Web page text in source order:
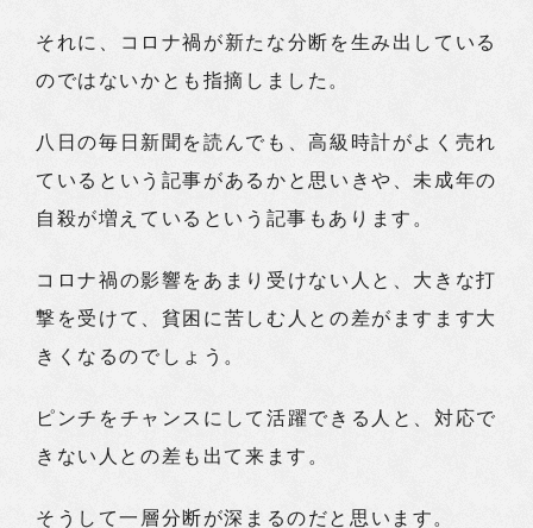
それに、コロナ禍が新たな分断を生み出している
のではないかとも指摘しました。
八日の毎日新聞を読んでも、高級時計がよく売れ
ているという記事があるかと思いきや、未成年の
自殺が増えているという記事もあります。
コロナ禍の影響をあまり受けない人と、大きな打
撃を受けて、貧困に苦しむ人との差がますます大
きくなるのでしょう。
ピンチをチャンスにして活躍できる人と、対応で
きない人との差も出て来ます。
そうして一層分断が深まるのだと思います。